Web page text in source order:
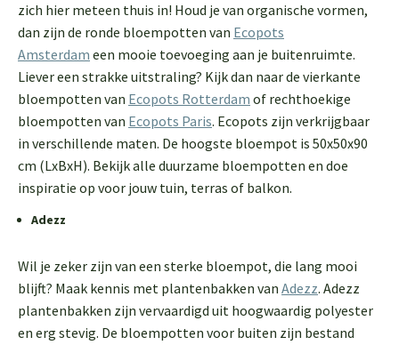
zich hier meteen thuis in! Houd je van organische vormen,
dan zijn de ronde bloempotten van Ecopots
Amsterdam een mooie toevoeging aan je buitenruimte.
Liever een strakke uitstraling? Kijk dan naar de vierkante
bloempotten van Ecopots Rotterdam of rechthoekige
bloempotten van Ecopots Paris. Ecopots zijn verkrijgbaar
in verschillende maten. De hoogste bloempot is 50x50x90
cm (LxBxH). Bekijk alle duurzame bloempotten en doe
inspiratie op voor jouw tuin, terras of balkon.
Adezz
Wil je zeker zijn van een sterke bloempot, die lang mooi
blijft? Maak kennis met plantenbakken van Adezz. Adezz
plantenbakken zijn vervaardigd uit hoogwaardig polyester
en erg stevig. De bloempotten voor buiten zijn bestand